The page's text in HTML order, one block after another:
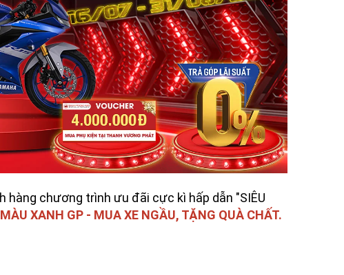
hàng chương trình ưu đãi cực kì hấp dẫn "SIÊU
XANH GP - MUA XE NGẦU, TẶNG QUÀ CHẤT.